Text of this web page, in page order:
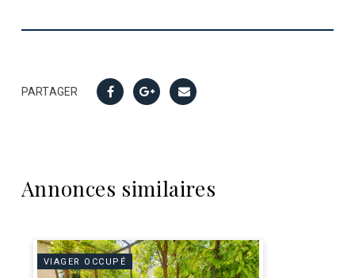
PARTAGER
Annonces similaires
VIAGER OCCUPÉ